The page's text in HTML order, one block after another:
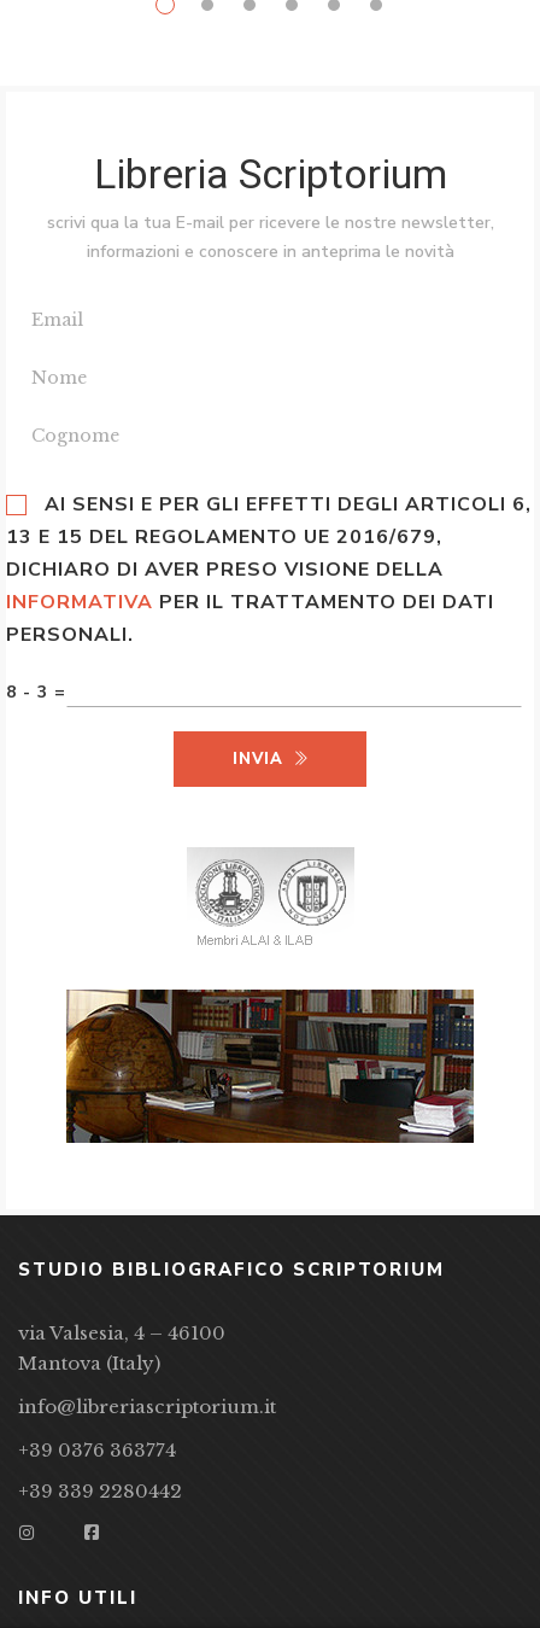
Libreria Scriptorium
scrivi qua la tua E-mail per ricevere le nostre newsletter,
informazioni e conoscere in anteprima le novità
AI SENSI E PER GLI EFFETTI DEGLI ARTICOLI 6,
13 E 15 DEL REGOLAMENTO UE 2016/679,
DICHIARO DI AVER PRESO VISIONE DELLA
INFORMATIVA PER IL TRATTAMENTO DEI DATI
PERSONALI.
8 - 3 =
INVIA
STUDIO BIBLIOGRAFICO SCRIPTORIUM
via Valsesia, 4 – 46100
Mantova (Italy)
info@libreriascriptorium.it
+39 0376 363774
+39 339 2280442
INFO UTILI